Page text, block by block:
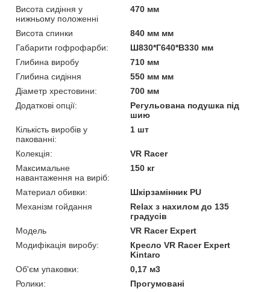
Висота сидіння у
нижньому положенні
470 мм
Висота спинки
840 мм мм
Габарити гофрофарби:
Ш830*Г640*В330 мм
Глибина виробу
710 мм
Глибина сидіння
550 мм мм
Діаметр хрестовини:
700 мм
Додаткові опції:
Регульована подушка під
шию
Кількість виробів у
пакованні:
1 шт
Колекція:
VR Racer
Максимальне
навантаження на виріб:
150 кг
Материал обивки:
Шкірзамінник PU
Механізм гойдання
Relax з нахилом до 135
градусів
Мoдель
VR Racer Expert
Модифікація виробу:
Кресло VR Racer Expert
Kintaro
Об'єм упаковки:
0,17 м3
Ролики:
Прогумовані